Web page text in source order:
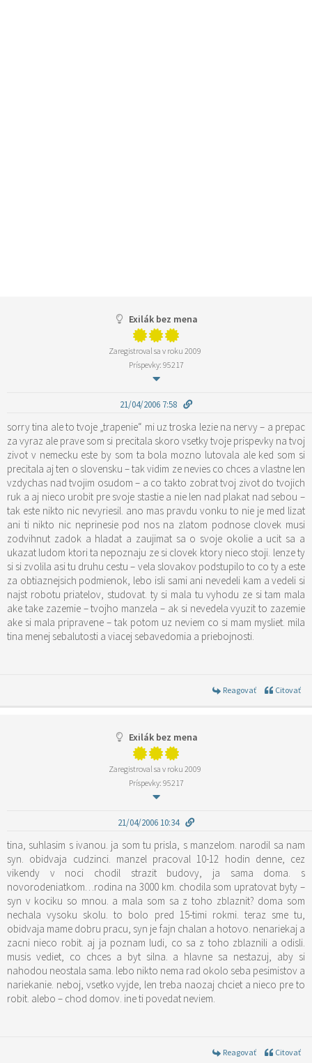
Exilák bez mena
Zaregistroval sa v roku 2009
Príspevky: 95217
21/04/2006 7:58
sorry tina ale to tvoje „trapenie“ mi uz troska lezie na nervy – a prepac
za vyraz ale prave som si precitala skoro vsetky tvoje prispevky na tvoj
zivot v nemecku este by som ta bola mozno lutovala ale ked som si
precitala aj ten o slovensku – tak vidim ze nevies co chces a vlastne len
vzdychas nad tvojim osudom – a co takto zobrat tvoj zivot do tvojich
ruk a aj nieco urobit pre svoje stastie a nie len nad plakat nad sebou –
tak este nikto nic nevyriesil. ano mas pravdu vonku to nie je med lizat
ani ti nikto nic neprinesie pod nos na zlatom podnose clovek musi
zodvihnut zadok a hladat a zaujimat sa o svoje okolie a ucit sa a
ukazat ludom ktori ta nepoznaju ze si clovek ktory nieco stoji. lenze ty
si si zvolila asi tu druhu cestu – vela slovakov podstupilo to co ty a este
za obtiaznejsich podmienok, lebo isli sami ani nevedeli kam a vedeli si
najst robotu priatelov, studovat. ty si mala tu vyhodu ze si tam mala
ake take zazemie – tvojho manzela – ak si nevedela vyuzit to zazemie
ake si mala pripravene – tak potom uz neviem co si mam mysliet. mila
tina menej sebalutosti a viacej sebavedomia a priebojnosti.
Reagovať Citovať
Exilák bez mena
Zaregistroval sa v roku 2009
Príspevky: 95217
21/04/2006 10:34
tina, suhlasim s ivanou. ja som tu prisla, s manzelom. narodil sa nam
syn. obidvaja cudzinci. manzel pracoval 10-12 hodin denne, cez
vikendy v noci chodil strazit budovy, ja sama doma. s
novorodeniatkom…rodina na 3000 km. chodila som upratovat byty –
syn v kociku so mnou. a mala som sa z toho zblaznit? doma som
nechala vysoku skolu. to bolo pred 15-timi rokmi. teraz sme tu,
obidvaja mame dobru pracu, syn je fajn chalan a hotovo. nenariekaj a
zacni nieco robit. aj ja poznam ludi, co sa z toho zblaznili a odisli.
musis vediet, co chces a byt silna. a hlavne sa nestazuj, aby si
nahodou neostala sama. lebo nikto nema rad okolo seba pesimistov a
nariekanie. neboj, vsetko vyjde, len treba naozaj chciet a nieco pre to
robit. alebo – chod domov. ine ti povedat neviem.
Reagovať Citovať